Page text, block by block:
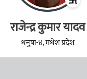
राजेन्द्र कुमार यादव
धनुषा-४, मधेश प्रदेश